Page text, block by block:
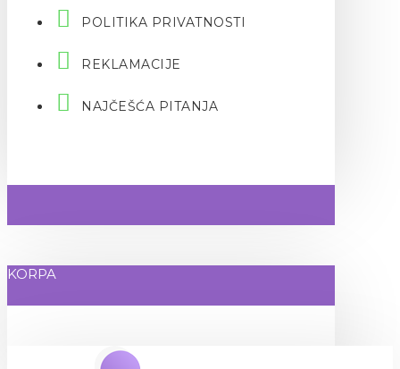
POLITIKA PRIVATNOSTI
REKLAMACIJE
NAJČEŠĆA PITANJA
KORPA